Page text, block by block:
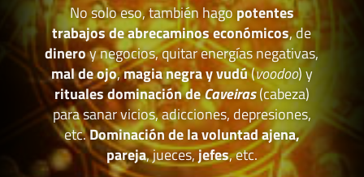
No solo eso, también hagopotentes
trabajos de abrecaminos económicos, de
dineroy negocios, quitar energías negativas,
mal de ojo,magia negra y vudú(voodoo) y
rituales dominación deCaveiras(cabeza)
para sanar vicios, adicciones, depresiones,
etc.Dominación de la voluntad ajena,
pareja, jueces,jefes, etc.